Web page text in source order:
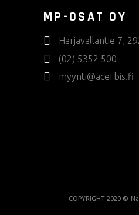
MP-OSAT OY
Harjavallantie 7,
(02) 5352 500
myynti@acerbis.fi
COPYRIGHT 2020 ©